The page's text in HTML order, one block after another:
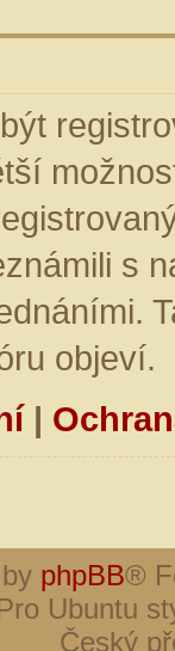
s
objeví.
|
phpBB®
Ubuntu
Český